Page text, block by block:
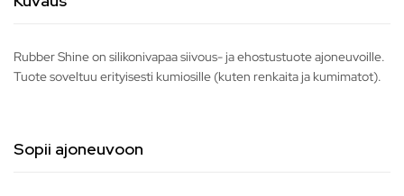
Rubber Shine on silikonivapaa siivous- ja ehostustuote ajoneuvoille.
Tuote soveltuu erityisesti kumiosille (kuten renkaita ja kumimatot).
Sopii ajoneuvoon